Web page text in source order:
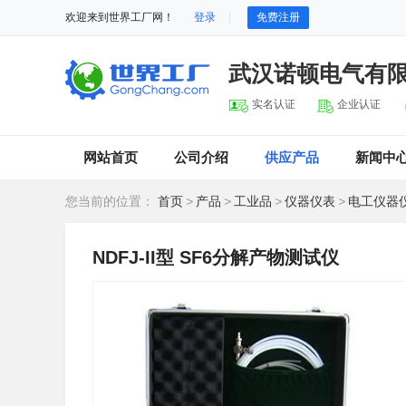
欢迎来到世界工厂网！ 登录 免费注册
武汉诺顿电气有
实名认证 企业认证
网站首页 公司介绍 供应产品 新闻中
您当前的位置： 首页 > 产品 > 工业品 >仪器仪表 > 电工仪器
NDFJ-II型 SF6分解产物测试仪